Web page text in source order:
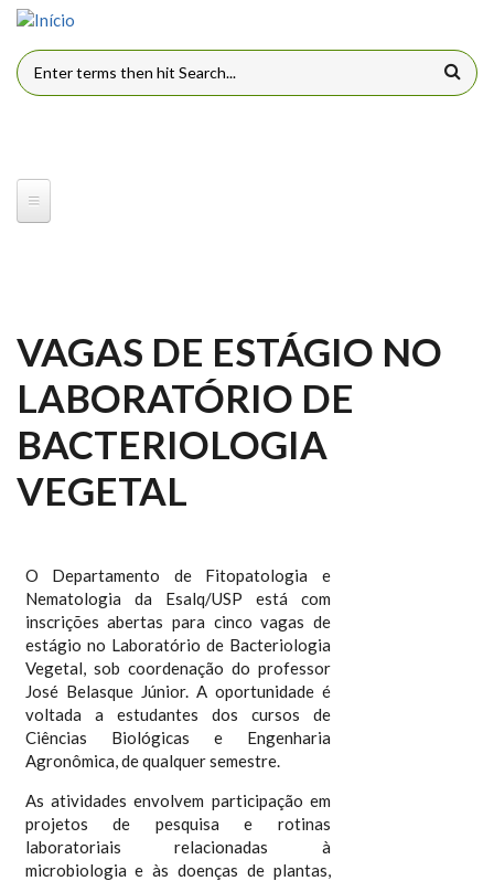
Pular para o conteúdo principal
FORMULÁRIO DE BUSCA
VAGAS DE ESTÁGIO NO
LABORATÓRIO DE
BACTERIOLOGIA
VEGETAL
O Departamento de Fitopatologia e
Nematologia da Esalq/USP está com
inscrições abertas para cinco vagas de
estágio no Laboratório de Bacteriologia
Vegetal, sob coordenação do professor
José Belasque Júnior. A oportunidade é
voltada a estudantes dos cursos de
Ciências Biológicas e Engenharia
Agronômica, de qualquer semestre.
As atividades envolvem participação em
projetos de pesquisa e rotinas
laboratoriais relacionadas à
microbiologia e às doenças de plantas,